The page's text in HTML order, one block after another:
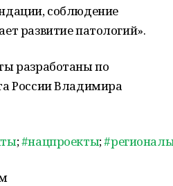
соблюдение
развитие патологий».
разработаны по
России Владимира
;#нацпроекты;